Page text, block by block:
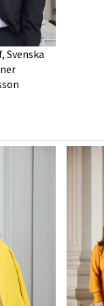
Svenska